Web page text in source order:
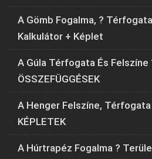
A Gömb Fogalma, ?
Kalkulátor + Képlet
A Gúla Térfogata És Felszíne
ÖSSZEFÜGGÉSEK
A Henger Felszíne, Térfogata
KÉPLETEK
A Húrtrapéz Fogalma ?